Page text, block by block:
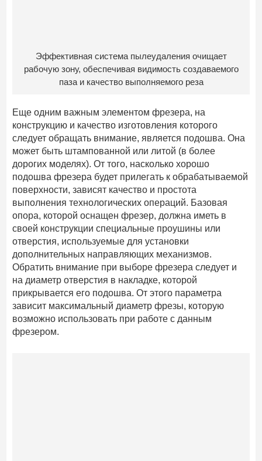
Эффективная система пылеудаления очищает
рабочую зону, обеспечивая видимость создаваемого
паза и качество выполняемого реза
Еще одним важным элементом фрезера, на
конструкцию и качество изготовления которого
следует обращать внимание, является подошва. Она
может быть штампованной или литой (в более
дорогих моделях). От того, насколько хорошо
подошва фрезера будет прилегать к обрабатываемой
поверхности, зависят качество и простота
выполнения технологических операций. Базовая
опора, которой оснащен фрезер, должна иметь в
своей конструкции специальные проушины или
отверстия, используемые для установки
дополнительных направляющих механизмов.
Обратить внимание при выборе фрезера следует и
на диаметр отверстия в накладке, которой
прикрывается его подошва. От этого параметра
зависит максимальный диаметр фрезы, которую
возможно использовать при работе с данным
фрезером.